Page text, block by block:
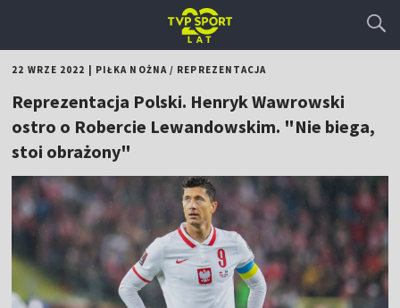
22 WRZE 2022 PIŁKA NOŻNA/ REPREZENTACJA
Reprezentacja Polski. Henryk Wawrowski
ostro o Robercie Lewandowskim. "Nie biega,
stoi obrażony"